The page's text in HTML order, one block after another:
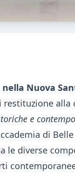
Nuova
alla
e
di
le diverse